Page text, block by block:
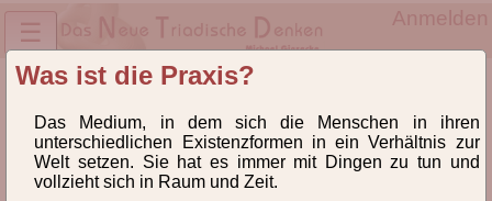
Anmelden
☰
FAQs
Häufig gestellte Fragen zur Triadischen Praxis.
Was ist die Praxis?
Das Medium, in dem sich die Menschen in ihren
unterschiedlichen Existenzformen in ein Verhältnis zur
Welt setzen. Sie hat es immer mit Dingen zu tun und
vollzieht sich in Raum und Zeit.